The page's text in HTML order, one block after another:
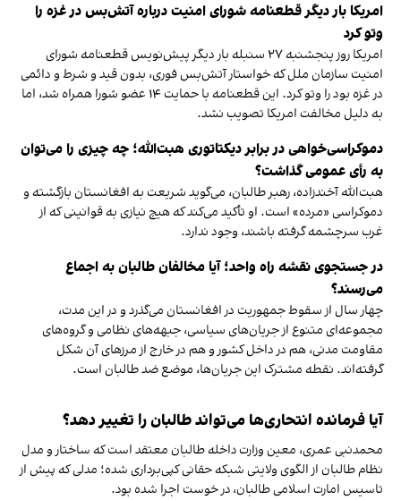
امریکا بار دیگر قطعنامه شورای امنیت درباره آتش‌بس در غزه را
وتو کرد
امریکا روز پنجشنبه ۲۷ سنبله بار دیگر پیش‌نویس قطعنامه شورای
امنیت سازمان ملل که خواستار آتش‌بس فوری، بدون قید و شرط و دائمی
در غزه بود را وتو کرد. این قطعنامه با حمایت ۱۴ عضو شورا همراه شد، اما
به دلیل مخالفت امریکا تصویب نشد.
دموکراسی‌خواهی در برابر دیکتاتوری هبت‌الله؛ چه چیزی را می‌توان
به رأی عمومی گذاشت؟
هبت‌الله آخندزاده، رهبر طالبان، می‌گوید شریعت به افغانستان بازگشته و
دموکراسی «مرده» است. او تأکید می‌کند که هیچ نیازی به قوانینی که از
غرب سرچشمه گرفته باشند، وجود ندارد.
در جستجوی نقشه راه واحد؛ آیا مخالفان طالبان به اجماع
می‌رسند؟
چهار سال از سقوط جمهوریت در افغانستان می‌گذرد و در این مدت،
مجموعه‌ای متنوع از جریان‌های سیاسی، جبهه‌های نظامی و گروه‌های
مقاومت مدنی، هم در داخل کشور و هم در خارج از مرزهای آن شکل
گرفته‌اند. نقطه مشترک این جریان‌ها، موضع ضد طالبان است.
آیا فرمانده انتحاری‌ها می‌تواند طالبان را تغییر دهد؟
محمدنبی عمری، معین وزارت داخله طالبان معتقد است که ساختار و مدل
نظام طالبان از الگوی ولایتی شبکه حقانی کپی‌برداری شده؛ مدلی که پیش از
تاسیس امارت اسلامی طالبان، در خوست اجرا شده بود.